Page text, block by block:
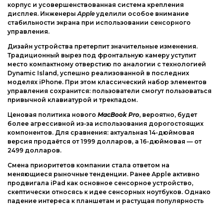
корпус и усовершенствованная система крепления
дисплея. ИнженерыApple уделили особое внимание
стабильности экрана при использовании сенсорного
управления.
Дизайн устройства претерпит значительные изменения.
Традиционный вырез под фронтальную камеру уступит
место компактному отверстию по аналогии с технологией
Dynamic Island, успешно реализованной в последних
моделях iPhone. При этом классический набор элементов
управления сохранится: пользователи смогут пользоваться
привычной клавиатурой и трекпадом.
Ценовая политика нового MacBook Pro, вероятно, будет
более агрессивной из-за использования дорогостоящих
компонентов. Для сравнения: актуальная 14-дюймовая
версия продаётся от 1999 долларов, а 16-дюймовая — от
2499 долларов.
Смена приоритетов компании стала ответом на
меняющиеся рыночные тенденции. Ранее Apple активно
продвигала iPad как основное сенсорное устройство,
скептически относясь к идее сенсорных ноутбуков. Однако
падение интереса к планшетам и растущая популярность